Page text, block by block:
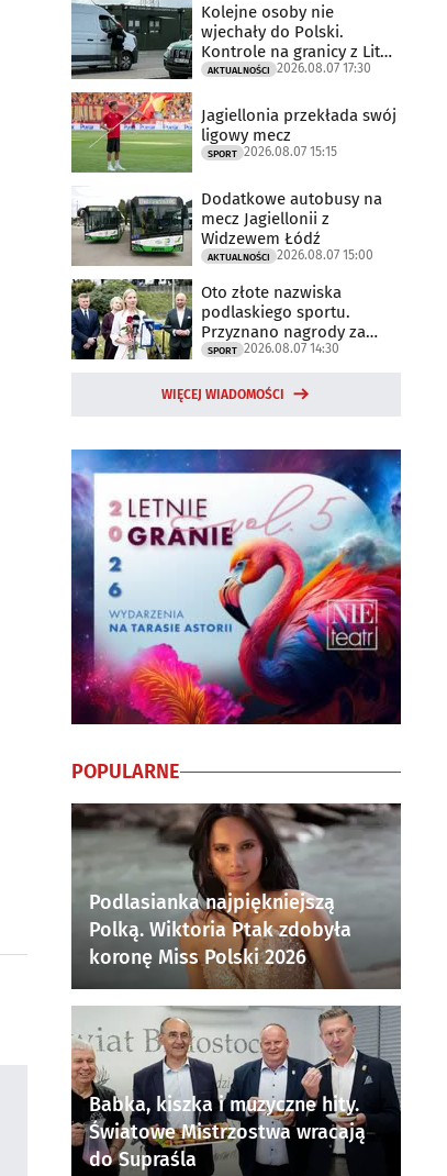
Kolejne osoby nie
wjechały do Polski.
Kontrole na granicy z Litwą
trwają
AKTUALNOŚCI 2026.08.07 17:30
Jagiellonia przekłada swój
ligowy mecz
SPORT 2026.08.07 15:15
Dodatkowe autobusy na
mecz Jagiellonii z
Widzewem Łódź
AKTUALNOŚCI 2026.08.07 15:00
Oto złote nazwiska
podlaskiego sportu.
Przyznano nagrody za
2025 rok
SPORT 2026.08.07 14:30
WIĘCEJ WIADOMOŚCI
POPULARNE
Podlasianka najpiękniejszą
Polką. Wiktoria Ptak zdobyła
koronę Miss Polski 2026
Babka, kiszka i muzyczne hity.
Światowe Mistrzostwa wracają
do Supraśla